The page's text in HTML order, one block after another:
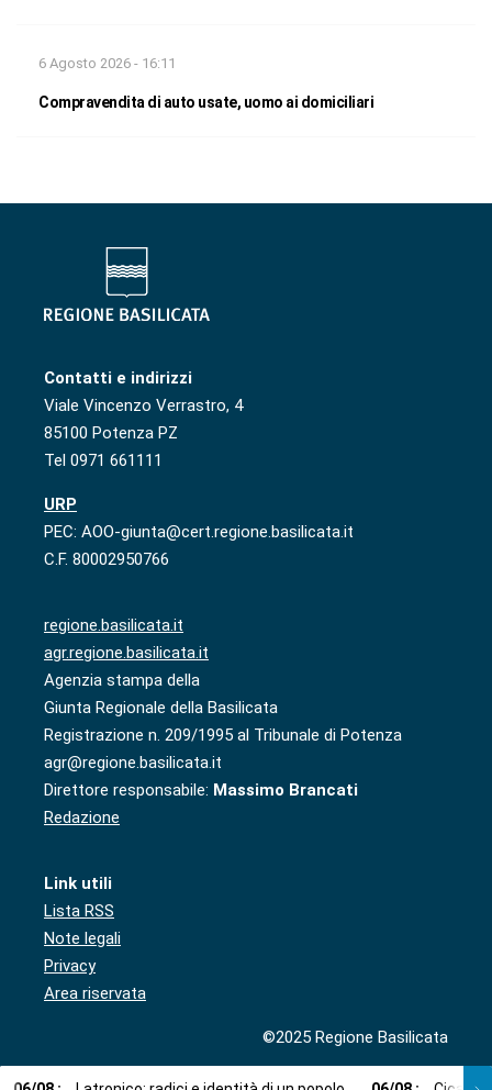
6 Agosto 2026 - 16:11
Compravendita di auto usate, uomo ai domiciliari
Contatti e indirizzi
Viale Vincenzo Verrastro, 4
85100 Potenza PZ
Tel 0971 661111
URP
PEC: AOO-giunta@cert.regione.basilicata.it
C.F. 80002950766
regione.basilicata.it
agr.regione.basilicata.it
Agenzia stampa della
Giunta Regionale della Basilicata
Registrazione n. 209/1995 al Tribunale di Potenza
agr@regione.basilicata.it
Direttore responsabile: Massimo Brancati
Redazione
Link utili
Lista RSS
Note legali
Privacy
Area riservata
©2025 Regione Basilicata